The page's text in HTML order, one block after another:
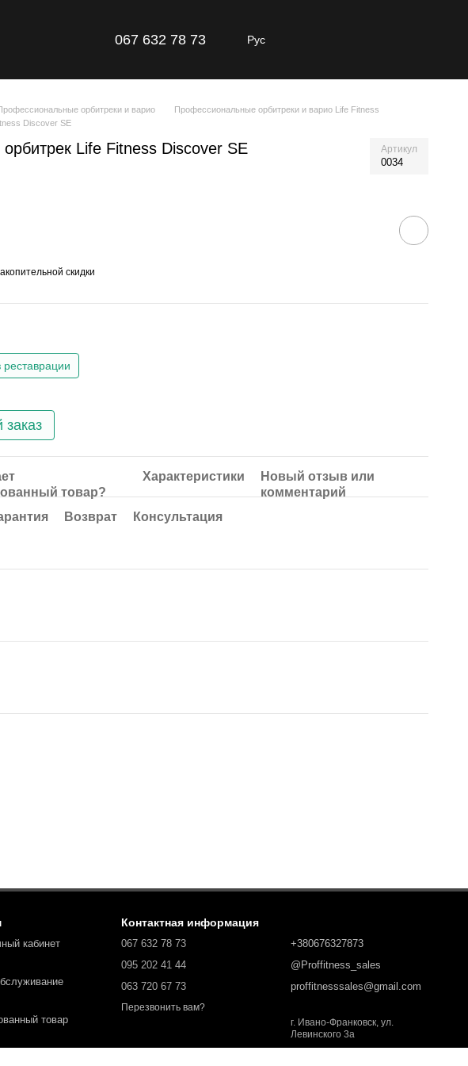
067 632 78 73 Рус
орбитреки и варио
Профессиональные орбитреки и варио Life Fitness
Discover SE
Life Fitness Discover SE
Артикул
0034
скидки
реставрации
товар?
Характеристики
Новый отзыв или
комментарий
Возврат Консультация
кабинет
товар
Контактная информация
067 632 78 73
095 202 41 44
063 720 67 73
Перезвонить вам?
+380676327873
@Proffitness_sales
proffitnesssales@gmail.com
г. Ивано-Франковск, ул.
Левинского 3а